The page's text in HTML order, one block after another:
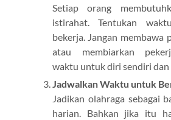
Setiap orang
istirahat. Tentukan
bekerja. Jangan membawa
atau membiarkan
waktu untuk diri sendiri dan
Jadwalkan Waktu untuk
Jadikan olahraga sebagai
harian. Bahkan jika itu